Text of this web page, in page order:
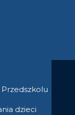
dzieci